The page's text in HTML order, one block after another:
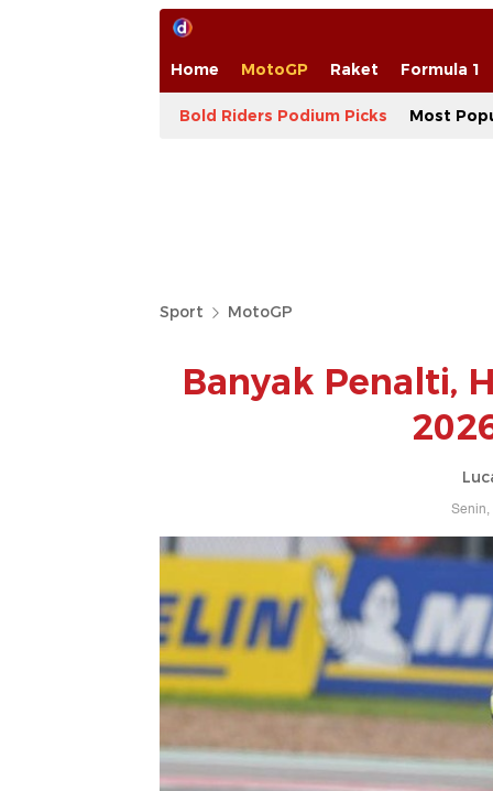
Home MotoGP Raket Formula 1
Bold Riders Podium Picks Most
Sport MotoGP
Banyak Penalti,